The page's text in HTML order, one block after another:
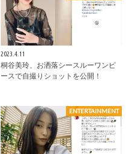
2023.4.11
桐谷美玲、お洒落シースルーワンピ
ースで自撮りショットを公開！
ENTERTAINMENT